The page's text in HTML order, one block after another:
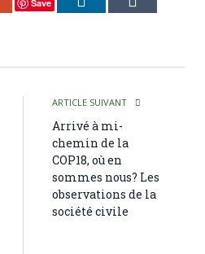
Save
ARTICLE SUIVANT
Arrivé à mi-
chemin de la
COP18, où en
sommes nous? Les
observations de la
société civile